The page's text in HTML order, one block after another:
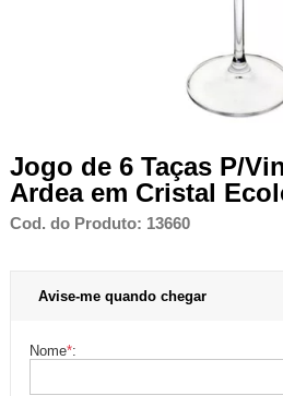
Jogo de 6 Taças P/
Ardea em Cristal
Cod. do Produto: 13660
Avise-me quando chegar
Nome*: